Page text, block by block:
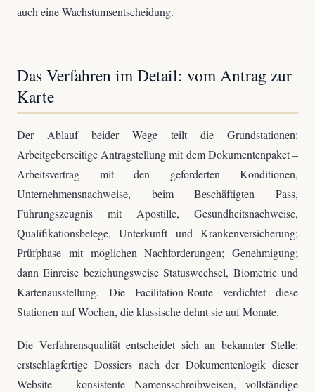
auch eine Wachstumsentscheidung.
Das Verfahren im Detail: vom Antrag zur
Karte
Der Ablauf beider Wege teilt die Grundstationen:
Arbeitgeberseitige Antragstellung mit dem Dokumentenpaket –
Arbeitsvertrag mit den geforderten Konditionen,
Unternehmensnachweise, beim Beschäftigten Pass,
Führungszeugnis mit Apostille, Gesundheitsnachweise,
Qualifikationsbelege, Unterkunft und Krankenversicherung;
Prüfphase mit möglichen Nachforderungen; Genehmigung;
dann Einreise beziehungsweise Statuswechsel, Biometrie und
Kartenausstellung. Die Facilitation-Route verdichtet diese
Stationen auf Wochen, die klassische dehnt sie auf Monate.
Die Verfahrensqualität entscheidet sich an bekannter Stelle:
erstschlagfertige Dossiers nach der Dokumentenlogik dieser
Website – konsistente Namensschreibweisen, vollständige